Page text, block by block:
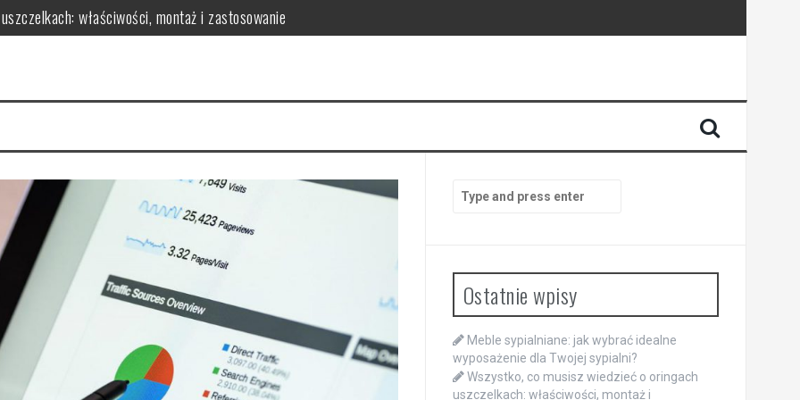
właściwości, montaż i zastosowanie
i rady
Kluczowe czynniki i porady
redukcji tkanki tłuszczowej
do analizy
dla Twojej sypialni?
Search
for:
Ostatnie wpisy
Meble sypialniane: jak wybrać idealne
wyposażenie dla Twojej sypialni?
Wszystko, co musisz wiedzieć o oringach
uszczelkach: właściwości, montaż i